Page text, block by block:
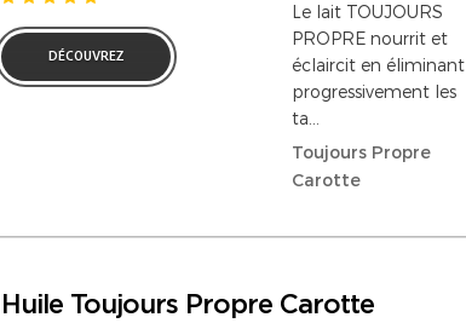
DÉCOUVREZ
Le lait TOUJOURS
PROPRE nourrit et
éclaircit en éliminant
progressivement les
ta...
Toujours Propre
Carotte
Huile Toujours Propre Carotte